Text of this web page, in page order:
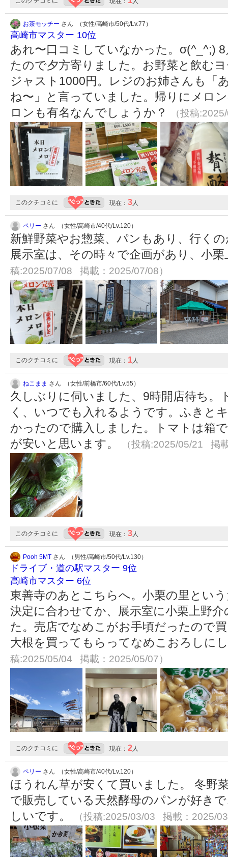
お茶モッチー さん （女性/高崎市/50代/Lv.77）
高崎市マスター 10位
あれ〜口コミしていなかった。σ(^_^;)
たので夕方寄りました。お野菜と飲む
ジャスト1000円。レジのお姉さんも「
ね〜」と言っていました。帰りにメロ
ロンも有名なんでしょうか？
（投稿
このクチコミに 現在： 3人
ペリー さん （女性/高崎市/40代/Lv.120）
新鮮野菜やお惣菜、パンもあり、行く
展示室は、その時々で企画があり、小
稿:2025/07/08 掲載：2025/07/08）
このクチコミに 現在： 1人
ねこまま さん （女性/前橋市/60代/Lv.55）
久しぶりに伺いました、9時開店待ち。
く、いつでも入れるようです。ふきと
かったので購入しました。トマトは箱
が安いと思います。
（投稿:2025/05/21 掲
このクチコミに 現在： 3人
Pooh 5MT さん （男性/高崎市/50代/Lv.130）
ドライブ・道の駅マスター 9位
高崎市マスター 6位
東善寺のあとこちらへ。小栗の里とい
決定に合わせてか、展示室に小栗上野
た。売店でなめこがお手頃だったので
大根を買ってもらってなめこおろしに
稿:2025/05/04 掲載：2025/05/07）
このクチコミに 現在： 2人
ペリー さん （女性/高崎市/40代/Lv.120）
ほうれん草が安くて買いました。 冬野
で販売している天然酵母のパンが好き
しいです。
（投稿:2025/03/03 掲載：2025/